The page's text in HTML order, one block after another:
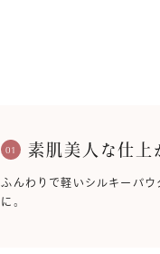
01 素肌美人な仕上
ふんわりで軽いシルキーパウ
に。